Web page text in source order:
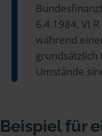
6.4.1984, VI
während
grundsätzlich
Umstände
Beispiel für